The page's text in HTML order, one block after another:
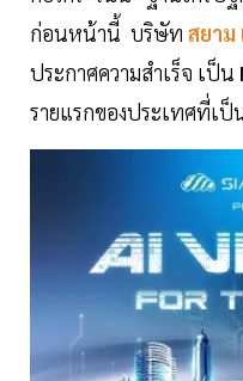
ก่อนหน้านี้ บริษัท สยาม
ประกาศความสำเร็จ เป็น
รายแรกของประเทศที่เป็